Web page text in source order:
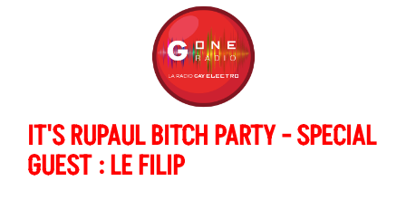
IT'S RUPAUL BITCH PARTY - SPECIAL
GUEST : LE FILIP